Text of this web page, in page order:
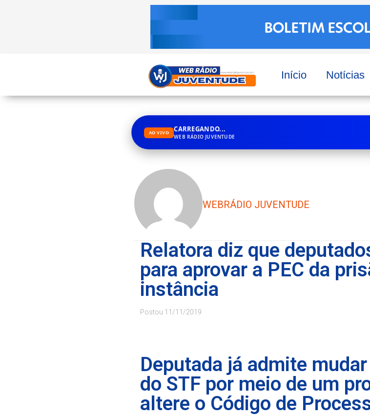
Início Notícias
AO VIVO CARREGANDO...
WEB RÁDIO JUVENTUDE
WEBRÁDIO JUVENTUDE
Relatora diz que
para aprovar a PEC da
instância
Postou 11/11/2019
Deputada já admite
do STF por meio de um
altere o Código de